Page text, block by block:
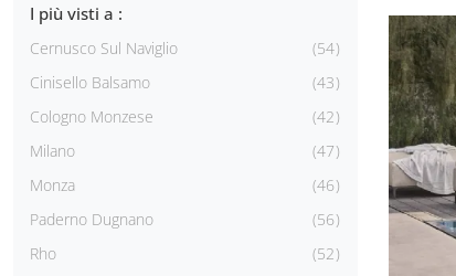
I più visti a :
Cernusco Sul Naviglio
54
Cinisello Balsamo
43
Cologno Monzese
42
Milano
47
Monza
46
Paderno Dugnano
56
Rho
52